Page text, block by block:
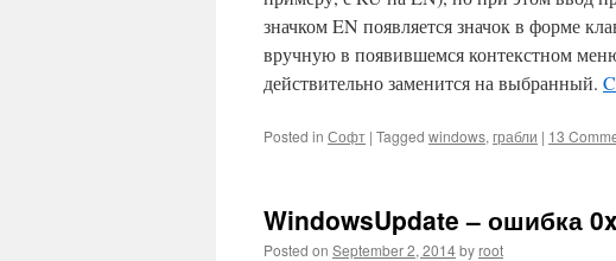
значком EN появляется значок в форме
вручную в появившемся контекстном
действительно заменится на выбранный.
Posted in Софт | Tagged windows, грабли | 13
WindowsUpdate – ошибка
Posted on September 2, 2014by root